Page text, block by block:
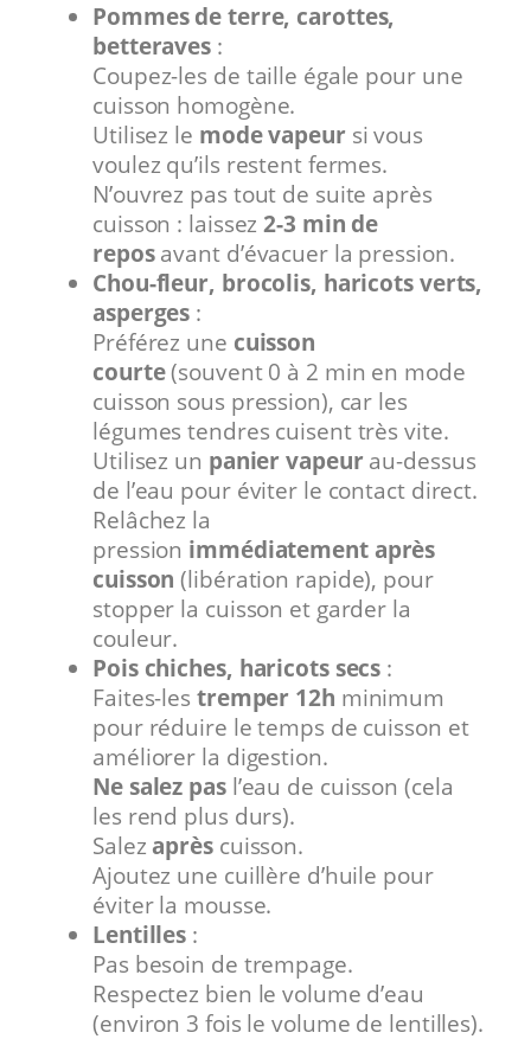
Pommes de terre, carottes,
betteraves :
Coupez-les de taille égale pour une
cuisson homogène.
Utilisez le mode vapeursi vous
voulez qu’ils restent fermes.
N’ouvrez pas tout de suite après
cuisson : laissez2-3 min de
reposavant d’évacuer la pression.
Chou-fleur, brocolis, haricots verts,
asperges :
Préférez une cuisson
courte(souvent 0 à 2 min en mode
cuisson sous pression), car les
légumes tendres cuisent très vite.
Utilisez un panier vapeurau-dessus
de l’eau pour éviter le contact direct.
Relâchez la
pression immédiatement après
cuisson (libération rapide), pour
stopper la cuisson et garder la
couleur.
Pois chiches, haricots secs :
Faites-les tremper 12h minimum
pour réduire le temps de cuisson et
améliorer la digestion.
Ne salez pasl’eau de cuisson (cela
les rend plus durs).
Salezaprèscuisson.
Ajoutez une cuillère d’huile pour
éviter la mousse.
Lentilles :
Pas besoin de trempage.
Respectez bien le volume d’eau
(environ 3 fois le volume de lentilles).